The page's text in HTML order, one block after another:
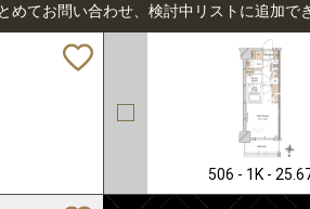
めてお問い合わせ、検討中リストに追加で
506 - 1K -